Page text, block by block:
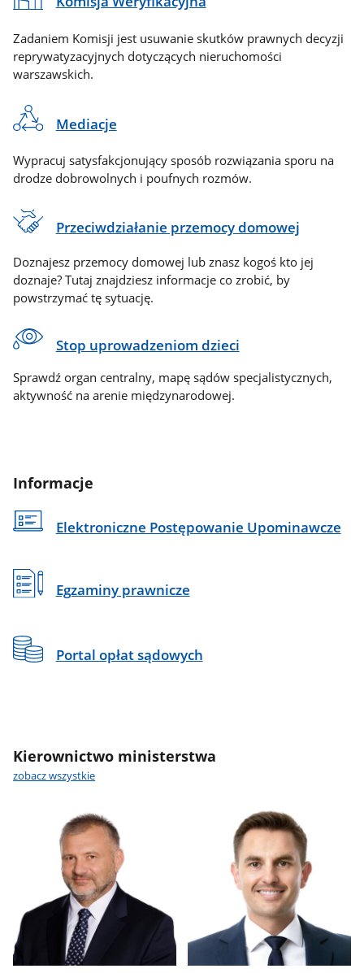
Zadaniem Komisji jest usuwanie skutków prawnych decyzji
reprywatyzacyjnych dotyczących nieruchomości
warszawskich.
Mediacje
Wypracuj satysfakcjonujący sposób rozwiązania sporu na
drodze dobrowolnych i poufnych rozmów.
Przeciwdziałanie przemocy domowej
Doznajesz przemocy domowej lub znasz kogoś kto jej
doznaje? Tutaj znajdziesz informacje co zrobić, by
powstrzymać tę sytuację.
Stop uprowadzeniom dzieci
Sprawdź organ centralny, mapę sądów specjalistycznych,
aktywność na arenie międzynarodowej.
Informacje
Elektroniczne Postępowanie Upominawcze
Egzaminy prawnicze
Portal opłat sądowych
Kierownictwo ministerstwa
zobacz wszystkie